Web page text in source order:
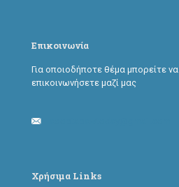
Επικοινωνία
Για οποιοδήποτε θέμα μπορείτε να
επικοινωνήσετε μαζί μας
Χρήσιμα Links